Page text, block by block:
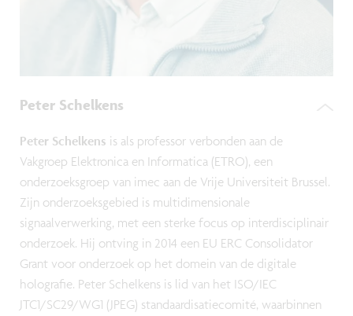
Peter Schelkens
Peter Schelkens is als professor verbonden aan de
Vakgroep Elektronica en Informatica (ETRO), een
onderzoeksgroep van imec aan de Vrije Universiteit Brussel.
Zijn onderzoeksgebied is multidimensionale
signaalverwerking, met een sterke focus op interdisciplinair
onderzoek. Hij ontving in 2014 een EU ERC Consolidator
Grant voor onderzoek op het domein van de digitale
holografie. Peter Schelkens is lid van het ISO/IEC
JTC1/SC29/WG1 (JPEG) standaardisatiecomité, waarbinnen